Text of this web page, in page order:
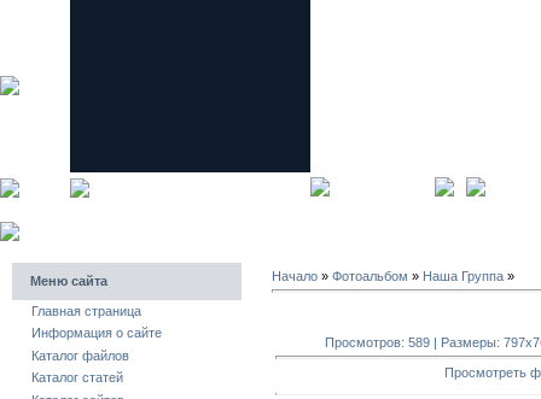
Меню сайта
Главная страница
Информация о сайте
Каталог файлов
Каталог статей
Начало » Фотоальбом » Наша Группа »
Просмотров: 589 | Размеры:
Просмотреть